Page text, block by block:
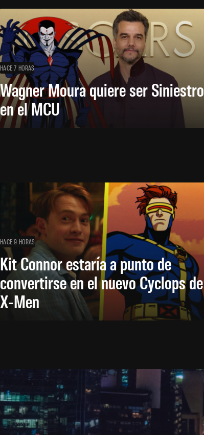
HACE 7 HORAS
Wagner Moura quiere ser Siniestro
en el MCU
HACE 9 HORAS
Kit Connor estaría a punto de
convertirse en el nuevo Cyclops de
X-Men